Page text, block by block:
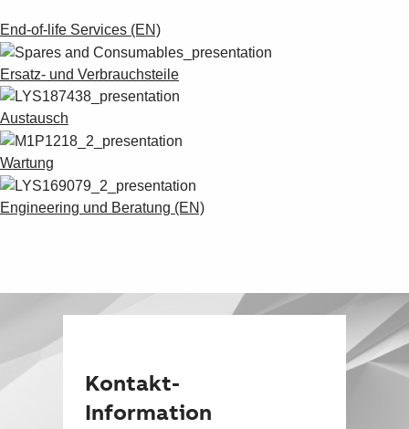
Suggestions
Products
See more products
Shopping list preview
0
End-of-life Services (EN)
Ersatz- und Verbrauchsteile
Austausch
Wartung
Engineering und Beratung (EN)
Kontakt-
Information